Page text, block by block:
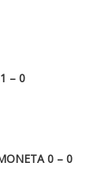
– 0
0 – 0